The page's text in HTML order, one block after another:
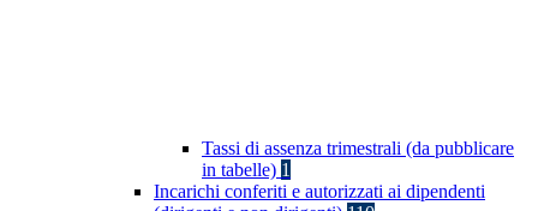
Tassi di assenza trimestrali (da pubblicare
in tabelle) 1
Incarichi conferiti e autorizzati ai dipendenti